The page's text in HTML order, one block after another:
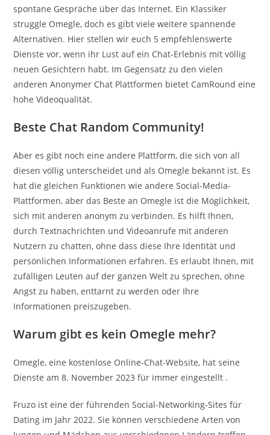
spontane Gespräche über das Internet. Ein Klassiker
struggle Omegle, doch es gibt viele weitere spannende
Alternativen. Hier stellen wir euch 5 empfehlenswerte
Dienste vor, wenn ihr Lust auf ein Chat-Erlebnis mit völlig
neuen Gesichtern habt. Im Gegensatz zu den vielen
anderen Anonymer Chat Plattformen bietet CamRound eine
hohe Videoqualität.
Beste Chat Random Community!
Aber es gibt noch eine andere Plattform, die sich von all
diesen völlig unterscheidet und als Omegle bekannt ist. Es
hat die gleichen Funktionen wie andere Social-Media-
Plattformen, aber das Beste an Omegle ist die Möglichkeit,
sich mit anderen anonym zu verbinden. Es hilft Ihnen,
durch Textnachrichten und Videoanrufe mit anderen
Nutzern zu chatten, ohne dass diese Ihre Identität und
persönlichen Informationen erfahren. Es erlaubt Ihnen, mit
zufälligen Leuten auf der ganzen Welt zu sprechen, ohne
Angst zu haben, enttarnt zu werden oder Ihre
Informationen preiszugeben.
Warum gibt es kein Omegle mehr?
Omegle, eine kostenlose Online-Chat-Website, hat seine
Dienste am 8. November 2023 für immer eingestellt .
Fruzo ist eine der führenden Social-Networking-Sites für
Dating im Jahr 2022. Sie können verschiedene Arten von